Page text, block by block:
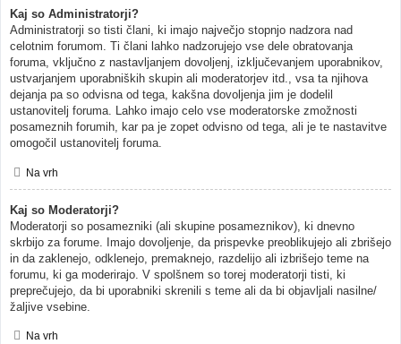
Kaj so Administratorji?
Administratorji so tisti člani, ki imajo največjo stopnjo nadzora nad
celotnim forumom. Ti člani lahko nadzorujejo vse dele obratovanja
foruma, vključno z nastavljanjem dovoljenj, izključevanjem uporabnikov,
ustvarjanjem uporabniških skupin ali moderatorjev itd., vsa ta njihova
dejanja pa so odvisna od tega, kakšna dovoljenja jim je dodelil
ustanovitelj foruma. Lahko imajo celo vse moderatorske zmožnosti
posameznih forumih, kar pa je zopet odvisno od tega, ali je te nastavitve
omogočil ustanovitelj foruma.
Na vrh
Kaj so Moderatorji?
Moderatorji so posamezniki (ali skupine posameznikov), ki dnevno
skrbijo za forume. Imajo dovoljenje, da prispevke preoblikujejo ali zbrišejo
in da zaklenejo, odklenejo, premaknejo, razdelijo ali izbrišejo teme na
forumu, ki ga moderirajo. V spolšnem so torej moderatorji tisti, ki
preprečujejo, da bi uporabniki skrenili s teme ali da bi objavljali nasilne/
žaljive vsebine.
Na vrh